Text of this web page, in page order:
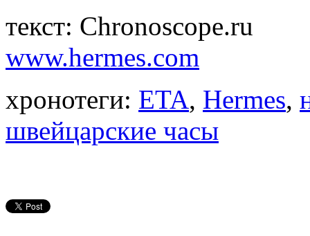
текст: Chronoscope.ru
www.hermes.com
хронотеги: ETA, Hermes,
швейцарские часы